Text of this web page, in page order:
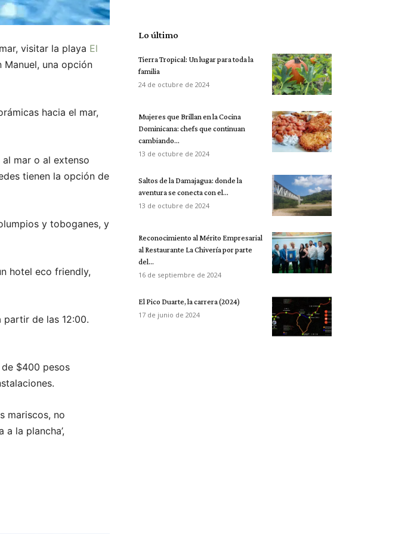
visitar la playa El
Manuel, una opción
hacia el mar,
mar o al extenso
tienen la opción de
y toboganes, y
hotel eco friendly,
partir de las 12:00.
de $400 pesos
mariscos, no
a la plancha’,
Lo último
Tierra Tropical: Un lugar para toda la
familia
24 de octubre de 2024
Mujeres que Brillan en la Cocina
Dominicana: chefs que continuan
cambiando...
13 de octubre de 2024
Saltos de la Damajagua: donde la
aventura se conecta con el...
13 de octubre de 2024
Reconocimiento al Mérito Empresarial
al Restaurante La Chivería por parte
del...
16 de septiembre de 2024
El Pico Duarte, la carrera (2024)
17 de junio de 2024